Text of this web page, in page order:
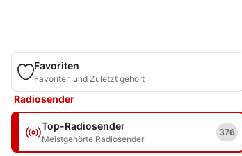
Favoriten
Favoriten und Zuletzt gehört
Radiosender
Top-Radiosender
Meistgehörte Radiosender
376